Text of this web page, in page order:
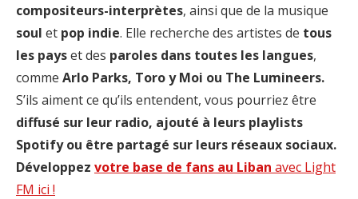
compositeurs-interprètes, ainsi que de la musique
soul et pop indie. Elle recherche des artistes de tous
les payset des paroles dans toutes les langues,
comme Arlo Parks, Toro y Moi ou The Lumineers.
S’ils aiment ce qu’ils entendent, vous pourriez être
diffusé sur leur radio, ajouté à leurs playlists
Spotify ou être partagé sur leurs réseaux sociaux.
Développez votre base de fans au Liban avec Light
FM ici !